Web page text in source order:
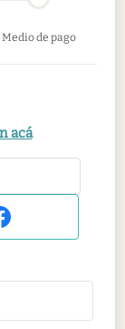
Medio de pago
acá